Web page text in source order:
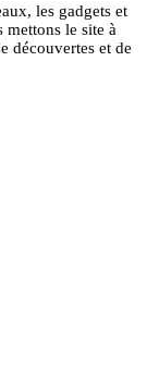
les gadgets et
le site à
découvertes et de